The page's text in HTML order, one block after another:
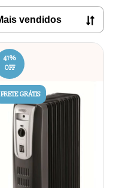
41%
OFF
FRETE GRÁTIS